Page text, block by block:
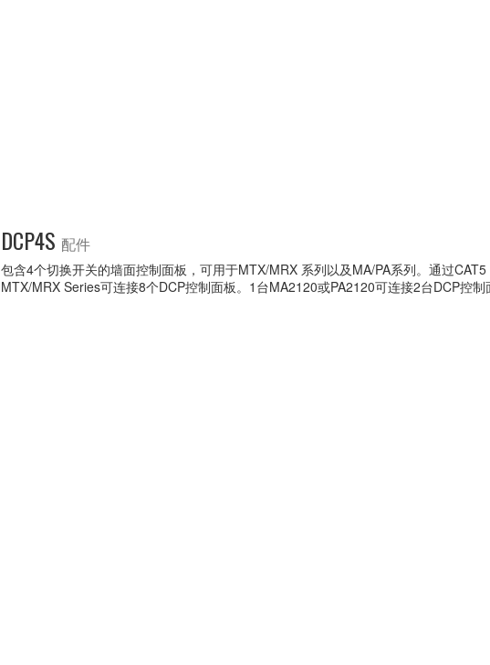
DCP4S 配件
包含4个切换开关的墙面控制面板，可用于MTX/MRX 系列以及MA/PA系列。通过
MTX/MRX Series可连接8个DCP控制面板。1台MA2120或PA2120可连接2台DCP控制